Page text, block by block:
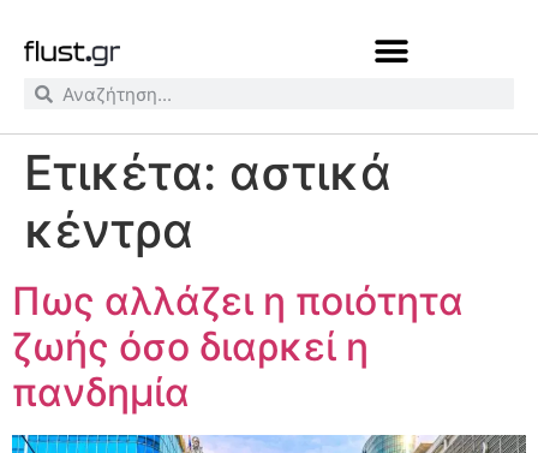
Ετικέτα: αστικά
κέντρα
Πως αλλάζει η ποιότητα
ζωής όσο διαρκεί η
πανδημία